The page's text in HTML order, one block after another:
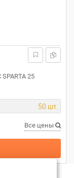
25
50 шт.
Все цены